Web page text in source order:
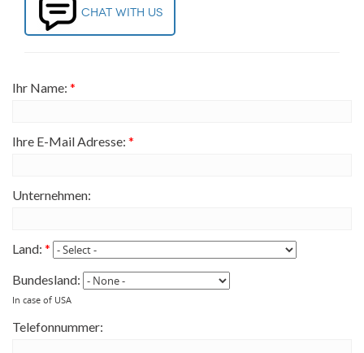
Chat with us
Ihr Name: *
Ihre E-Mail Adresse: *
Unternehmen:
Land: *
Bundesland:
In case of USA
Telefonnummer: